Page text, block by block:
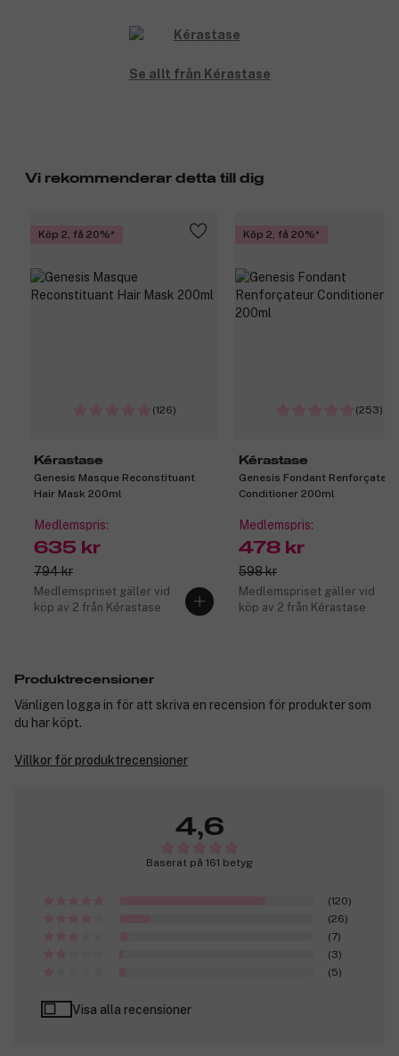
Se allt från Kérastase
Vi rekommenderar detta till dig
Köp 2, få 20%
(126)
Kérastase
Genesis Masque Reconstituant
Hair Mask 200ml
Medlemspris:
635 kr
794 kr
Medlemspriset gäller vid
köp av 2 från Kérastase
Köp 2, få 20%
(253)
Kérastase
Genesis Fondant Renforçateur
Conditioner 200ml
Medlemspris:
478 kr
598 kr
Medlemspriset gäller vid
köp av 2 från Kérastase
Produktrecensioner
Vänligen logga in för att skriva en recension för produkter som
du har köpt.
Villkor för produktrecensioner
4,6
Baserat på 161 betyg
(120)
(26)
(7)
(3)
(5)
Visa alla recensioner